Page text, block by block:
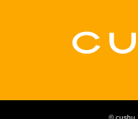
©cushu